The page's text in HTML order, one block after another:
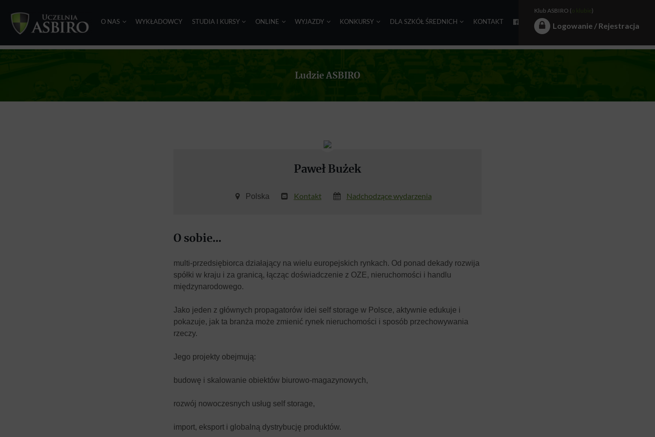
O NAS WYKŁADOWCY STUDIA I KURSY ONLINE WYJAZDY KONKURSY DLA SZKÓŁ ŚREDNICH KONTAKT
Klub ASBIRO ( o klubie )
Logowanie / Rejestracja
Ludzie ASBIRO
Paweł Bużek
Polska Kontakt Nadchodzące wydarzenia
O sobie...
multi-przedsiębiorca działający na wielu europejskich rynkach. Od ponad dekady rozwija
spółki w kraju i za granicą, łącząc doświadczenie z OZE, nieruchomości i handlu
międzynarodowego.
Jako jeden z głównych propagatorów idei self storage w Polsce, aktywnie edukuje i
pokazuje, jak ta branża może zmienić rynek nieruchomości i sposób przechowywania
rzeczy.
Jego projekty obejmują:
budowę i skalowanie obiektów biurowo-magazynowych,
rozwój nowoczesnych usług self storage,
import, eksport i globalną dystrybucję produktów.